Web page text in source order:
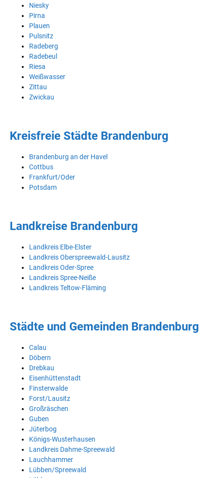
Niesky
Pirna
Plauen
Pulsnitz
Radeberg
Radebeul
Riesa
Weißwasser
Zittau
Zwickau
Kreisfreie Städte Brandenburg
Brandenburg an der Havel
Cottbus
Frankfurt/Oder
Potsdam
Landkreise Brandenburg
Landkreis Elbe-Elster
Landkreis Oberspreewald-Lausitz
Landkreis Oder-Spree
Landkreis Spree-Neiße
Landkreis Teltow-Fläming
Städte und Gemeinden Brandenburg
Calau
Döbern
Drebkau
Eisenhüttenstadt
Finsterwalde
Forst/Lausitz
Großräschen
Guben
Jüterbog
Königs-Wusterhausen
Landkreis Dahme-Spreewald
Lauchhammer
Lübben/Spreewald